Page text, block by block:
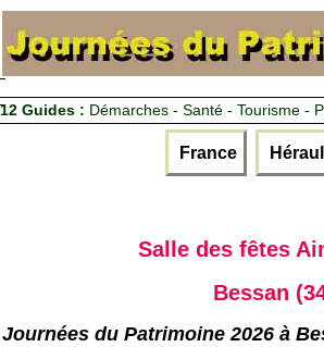
12 Guides : Démarches - Santé - Tourisme -
France
Salle des fêtes
Bessan
Journées du Patrimoine 2026 à